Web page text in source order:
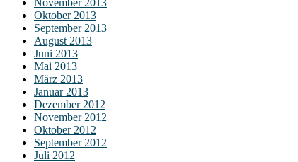
Oktober 2013
September 2013
August 2013
Juni 2013
Mai 2013
März 2013
Januar 2013
Dezember 2012
November 2012
Oktober 2012
September 2012
Juli 2012